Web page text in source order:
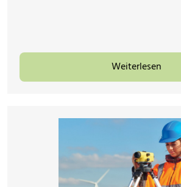
Weiterlesen